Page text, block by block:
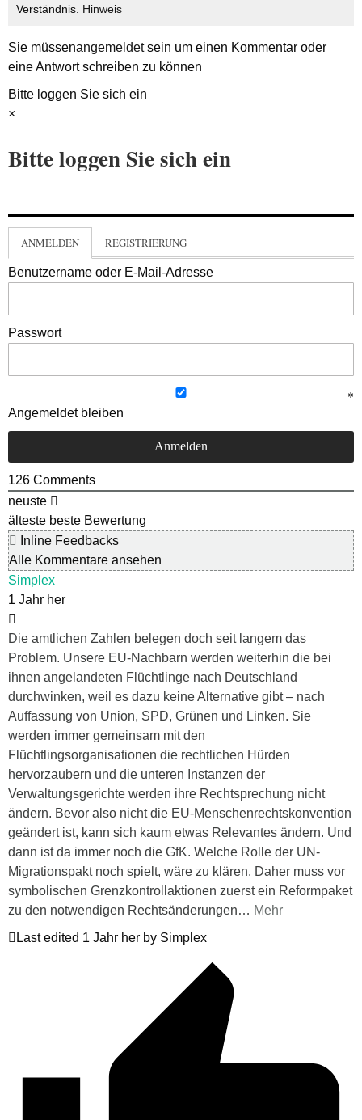
Verständnis. Hinweis
Sie müssenangemeldetsein um einen Kommentar oder
eine Antwort schreiben zu können
Bitte loggen Sie sich ein
×
Bitte loggen Sie sich ein
ANMELDEN REGISTRIERUNG
Benutzername oder E-Mail-Adresse
Passwort
Angemeldet bleiben
126 Comments
neuste
älteste beste Bewertung
Inline Feedbacks
Alle Kommentare ansehen
Simplex
1 Jahr her
Die amtlichen Zahlen belegen doch seit langem das
Problem. Unsere EU-Nachbarn werden weiterhin die bei
ihnen angelandeten Flüchtlinge nach Deutschland
durchwinken, weil es dazu keine Alternative gibt – nach
Auffassung von Union, SPD, Grünen und Linken. Sie
werden immer gemeinsam mit den
Flüchtlingsorganisationen die rechtlichen Hürden
hervorzaubern und die unteren Instanzen der
Verwaltungsgerichte werden ihre Rechtsprechung nicht
ändern. Bevor also nicht die EU-Menschenrechtskonvention
geändert ist, kann sich kaum etwas Relevantes ändern. Und
dann ist da immer noch die GfK. Welche Rolle der UN-
Migrationspakt noch spielt, wäre zu klären. Daher muss vor
symbolischen Grenzkontrollaktionen zuerst ein Reformpaket
zu den notwendigen Rechtsänderungen… Mehr
Last edited 1 Jahr her by Simplex